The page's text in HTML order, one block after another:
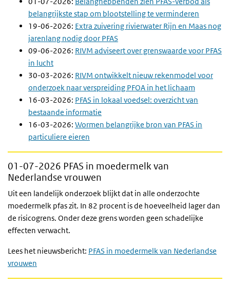
belangrijkste stap om blootstelling te verminderen
19-06-2026: Extra zuivering rivierwater Rijn en Maas nog
jarenlang nodig door PFAS
09-06-2026: RIVM adviseert over grenswaarde voor PFAS
in lucht
30-03-2026: RIVM ontwikkelt nieuw rekenmodel voor
onderzoek naar verspreiding PFOA in het lichaam
16-03-2026: PFAS in lokaal voedsel: overzicht van
bestaande informatie
16-03-2026: Wormen belangrijke bron van PFAS in
particuliere eieren
01-07-2026 PFAS in moedermelk van
Nederlandse vrouwen
Uit een landelijk onderzoek blijkt dat in alle onderzochte
moedermelk pfas zit. In 82 procent is de hoeveelheid lager dan
de risicogrens. Onder deze grens worden geen schadelijke
effecten verwacht.
Lees het nieuwsbericht: PFAS in moedermelk van Nederlandse
vrouwen